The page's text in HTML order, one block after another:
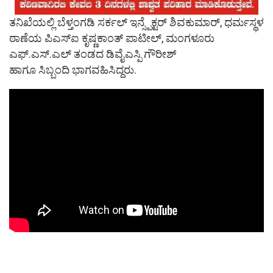
ತನಿಖೆಯಲ್ಲಿ ಬೆಳ್ತಂಗಡಿ ಸರ್ಕಲ್ ಇನ್ಸ್ಪೆಕ್ಟರ್ ಶಿವಕುಮಾರ್, ಧರ್ಮಸ್ಥಳ
ಠಾಣೆಯ ಪಿಎಸ್‌ಐ ಕೃಷ್ಣಕಾಂತ್ ಪಾಟೀಲ್, ಮಂಗಳೂರು
ಎಫ್.ಎಸ್.ಎಲ್ ತಂಡದ ಡಿವೈಎಸ್ಪಿ ಗೌರೀಶ್
ಹಾಗೂ ಸಿಬ್ಬಂದಿ ಭಾಗವಹಿಸಿದ್ದರು.